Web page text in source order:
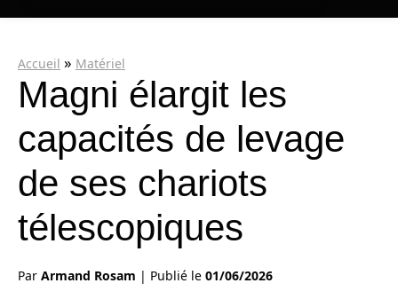
Accueil » Matériel
Magni élargit les
capacités de levage
de ses chariots
télescopiques
Par Armand Rosam | Publié le 01/06/2026